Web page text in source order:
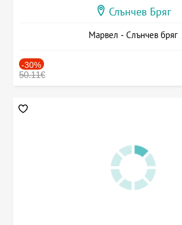
Слънчев Бряг
Марвел - Слънчев бряг
-30%
50.11€